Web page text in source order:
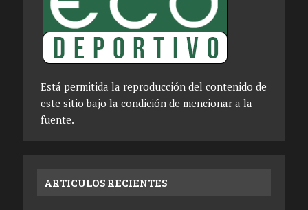
Está permitida la reproducción del contenido de
este sitio bajo la condición de mencionar a la
fuente.
ARTICULOS RECIENTES